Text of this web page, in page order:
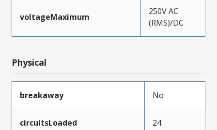
voltageMaximum
250V AC
(RMS)/DC
Physical
breakaway No
circuitsLoaded 24